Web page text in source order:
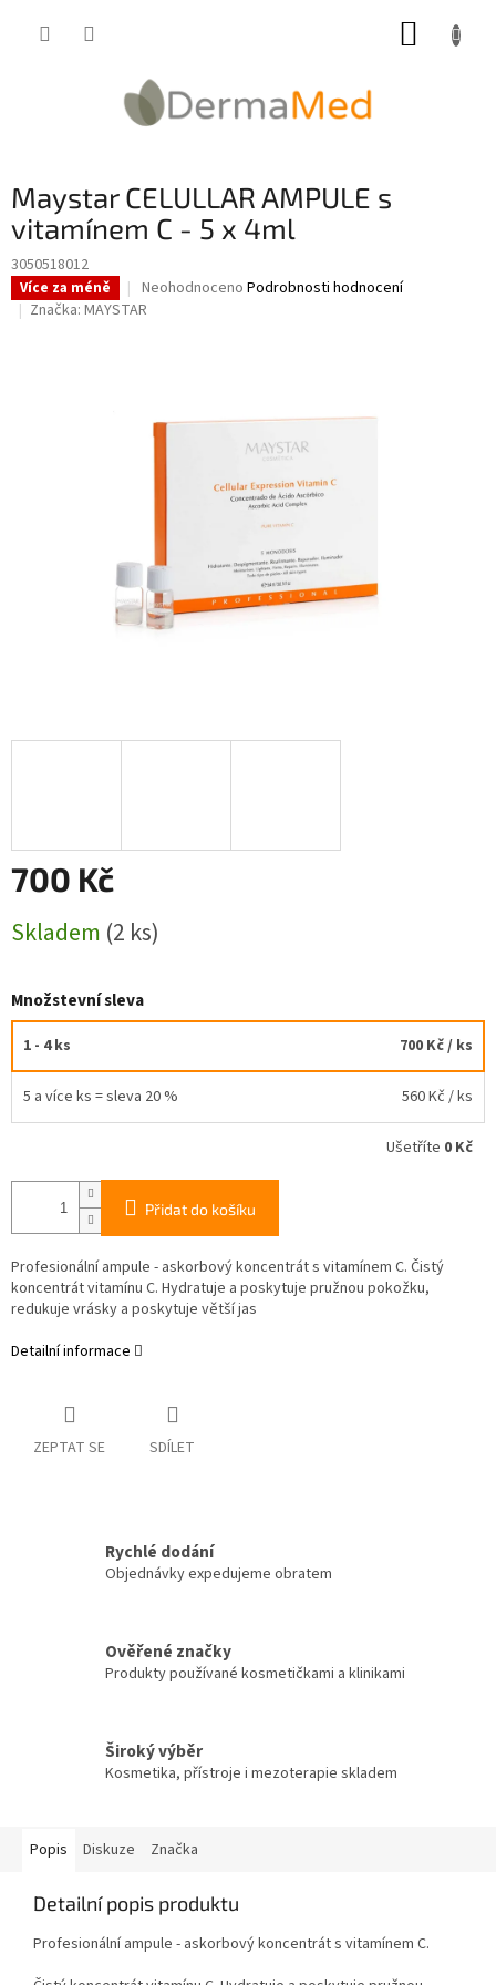
Maystar CELULLAR AMPULE s
vitamínem C - 5 x 4ml
3050518012
Více za méně
Průměrné
hodnocení
hvězdiček.
Neohodnoceno Podrobnosti hodnocení
Značka: MAYSTAR
700 Kč
cena:
Skladem (2 ks)
Množstevní sleva
1 - 4 ks 700 Kč/ ks
5 a více ks = sleva 20 % 560 Kč / ks
Ušetříte 0 Kč
Přidat do košíku
Profesionální ampule - askorbový koncentrát s vitamínem C. Čistý
koncentrát vitamínu C. Hydratuje a poskytuje pružnou pokožku,
redukuje vrásky a poskytuje větší jas
Detailní informace
ZEPTAT SE SDÍLET
Rychlé dodání
Objednávky expedujeme obratem
Ověřené značky
Produkty používané kosmetičkami a klinikami
Široký výběr
Kosmetika, přístroje i mezoterapie skladem
Popis Diskuze Značka
Detailní popis produktu
Profesionální ampule - askorbový koncentrát s vitamínem C.